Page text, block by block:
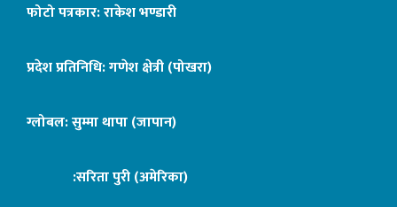
फोटो पत्रकार: राकेश भण्डारी
प्रदेश प्रतिनिधि: गणेश क्षेत्री (पोखरा)
ग्लोबल: सुम्मा थापा (जापान)
:सरिता पुरी (अमेरिका)